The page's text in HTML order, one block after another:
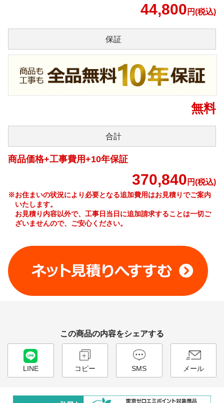
44,800 円(税込)
保証
無料
合計
商品価格+工事費用+10年保証
370,840 円(税込)
※お住まいの状況により必要となる追加費用はお見積りでご案内
いたします。
お見積り内容以外で、工事日当日に追加請求することは一切ご
ざいませんので、ご安心ください。
この商品の内容をシェアする
LINE コピー SMS メール